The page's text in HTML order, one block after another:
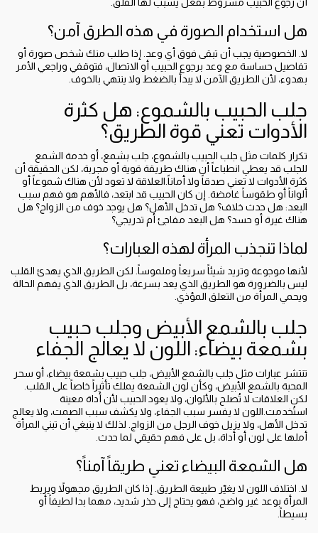
أن رجوع الحبيب مشروط بفعل يسبب لها القلق.
هل استخدام الصورة في هذه الطرق آمن؟
لا. الخصوصية يجب أن تبقى فوق أي وعد. إذا طلب منك شخص صورة أو
تفاصيل حساسة مع وعد برجوع الحبيب أو الاتصال، فتوقفي وراجعي الأمر
بهدوء، لأن الطريق الآمن لا يبدأ بالضغط ولا ينتهي بالخوف.
جلب الحبيب بالشموع: هل كثرة
الأدوات تعني قوة الطريق؟
تكرار كلمات مثل جلب الحبيب بالشموع، جلب بشمع، أو خدمة الشمع
للجلب قد يعطي انطباعاً أن هناك طريقة قوية أو مجربة، لكن الحقيقة أن
كثرة الأدوات لا تعني صدقاً ولا أماناً.العلاقة لا تعود لأن هناك شموعاً أو
ألواناً أو طقوساً غامضة. إن كان الحبيب قد ابتعد، فالأهم هو فهم سبب
البعد: هل حدث خلاف؟ هل تدخل الأهل؟ هل يوجد خوف من الزواج؟ هل
هناك غيرة أو حسد؟ هل البعد مفاجئ أم تدريجي؟
لماذا تنجذب المرأة لهذه العبارات؟
لأنها موجوعة وتريد شيئاً سريعاً وملموساً. لكن الطريق الذي يهدئ القلب
ليس بالضرورة هو الطريق الذي يعد بسرعة، بل الطريق الذي يفهم الحالة
ويحمي المرأة من التعلق المؤذي.
جلب بالشمع الأبيض وجلب حبيب
بشمعة بيضاء: اللون لا يعالج الجفاء
تنتشر عبارات مثل جلب بالشمع الأبيض، جلب حبيب بشمعة بيضاء، أو سحر
المحبة بالشمع الأبيض، وكأن لون الشمعة يملك تأثيراً خاصاً على القلب.
لكن العلاقات لا تُصلح بالألوان، ولا يعود الحبيب لأن أداة معينة
استُخدمت.اللون لا يفسر سبب الجفاء، ولا يكشف سبب الصمت، ولا يعالج
تدخل الأهل، ولا يزيل خوف الرجل من الزواج. لذلك لا ينبغي أن تبني المرأة
أملها على لون أو أداة، بل على فهم حقيقي لما حدث.
هل الشمعة البيضاء تعني طريقاً آمناً؟
لا. اختلاف اللون لا يغيّر طبيعة الطريق. إذا كان الطريق مجهولاً ويربط
المرأة بوعد غير واضح، فهو يحتاج إلى حذر شديد، مهما بدا لطيفاً أو
بسيطاً.